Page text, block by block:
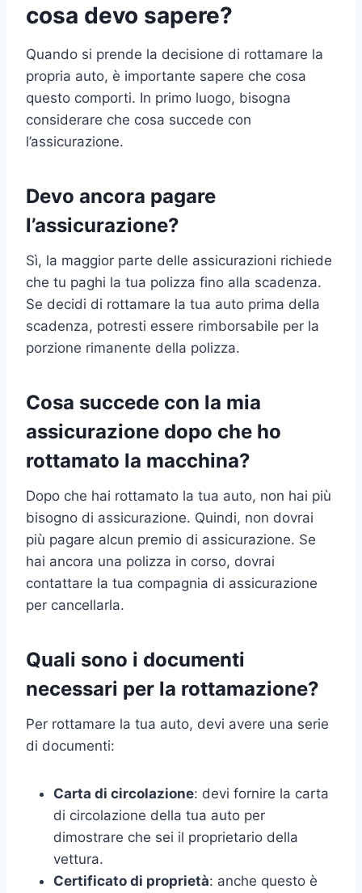
cosa devo sapere?
Quando si prende la decisione di rottamare la
propria auto, è importante sapere che cosa
questo comporti. In primo luogo, bisogna
considerare che cosa succede con
l’assicurazione.
Devo ancora pagare
l’assicurazione?
Sì, la maggior parte delle assicurazioni richiede
che tu paghi la tua polizza fino alla scadenza.
Se decidi di rottamare la tua auto prima della
scadenza, potresti essere rimborsabile per la
porzione rimanente della polizza.
Cosa succede con la mia
assicurazione dopo che ho
rottamato la macchina?
Dopo che hai rottamato la tua auto, non hai più
bisogno di assicurazione. Quindi, non dovrai
più pagare alcun premio di assicurazione. Se
hai ancora una polizza in corso, dovrai
contattare la tua compagnia di assicurazione
per cancellarla.
Quali sono i documenti
necessari per la rottamazione?
Per rottamare la tua auto, devi avere una serie
di documenti:
Carta di circolazione: devi fornire la carta
di circolazione della tua auto per
dimostrare che sei il proprietario della
vettura.
Certificato di proprietà: anche questo è